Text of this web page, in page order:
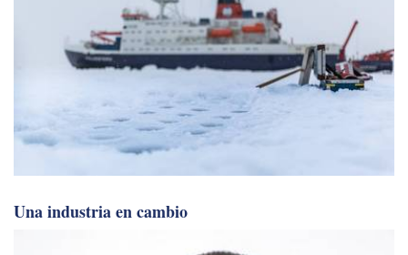
Una industria en cambio